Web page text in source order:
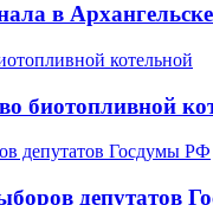
в
биотопливной
депутатов